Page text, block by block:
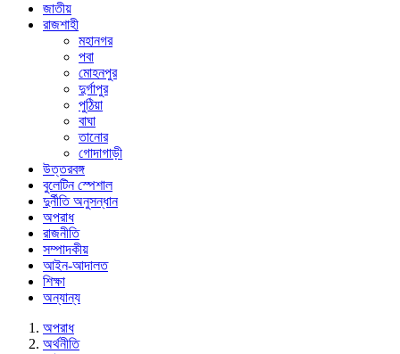
জাতীয়
রাজশাহী
মহানগর
পবা
মোহনপুর
দুর্গাপুর
পুঠিয়া
বাঘা
তানোর
গোদাগাড়ী
উত্তরবঙ্গ
বুলেটিন স্পেশাল
দুর্নীতি অনুসন্ধান
অপরাধ
রাজনীতি
সম্পাদকীয়
আইন-আদালত
শিক্ষা
অন্যান্য
অপরাধ
অর্থনীতি